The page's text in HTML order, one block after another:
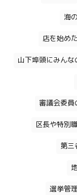
海
店を始め
山下埠頭にみんな
審議会委員
区長や特別
第
選挙管